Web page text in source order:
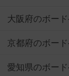
大阪府のボー
京都府のボー
愛知県のボー